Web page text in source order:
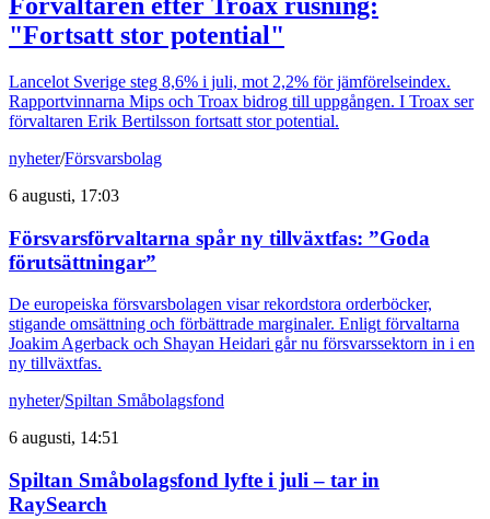
"Fortsatt stor potential"
Lancelot Sverige steg 8,6% i juli, mot 2,2% för jämförelseindex.
Rapportvinnarna Mips och Troax bidrog till uppgången. I Troax ser
förvaltaren Erik Bertilsson fortsatt stor potential.
nyheter/Försvarsbolag
6 augusti, 17:03
Försvarsförvaltarna spår ny tillväxtfas: ”Goda
förutsättningar”
De europeiska försvarsbolagen visar rekordstora orderböcker,
stigande omsättning och förbättrade marginaler. Enligt förvaltarna
Joakim Agerback och Shayan Heidari går nu försvarssektorn in i en
ny tillväxtfas.
nyheter/Spiltan Småbolagsfond
6 augusti, 14:51
Spiltan Småbolagsfond lyfte i juli – tar in
RaySearch